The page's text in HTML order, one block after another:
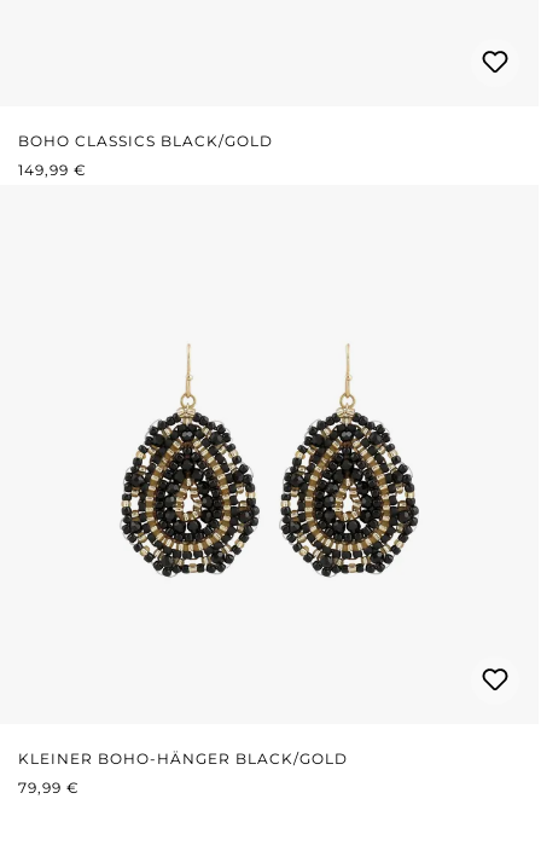
BOHO CLASSICS BLACK/GOLD
REGULÄRER PREIS:
149,99 €
KLEINER BOHO-HÄNGER BLACK/GOLD
REGULÄRER PREIS:
79,99 €